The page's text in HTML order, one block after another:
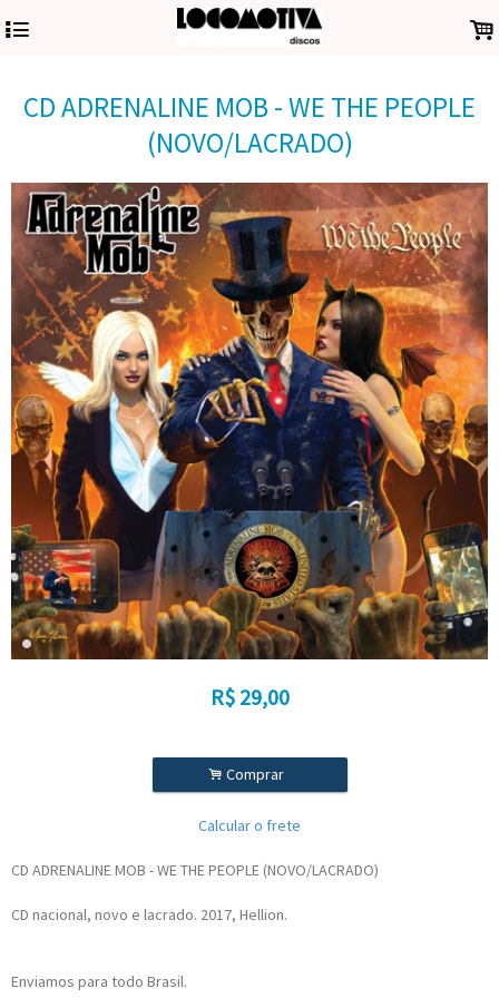
4 .
CD ADRENALINE MOB - WE THE PEOPLE
(NOVO/LACRADO)
R$ 29,00
. Comprar
Calcular o frete
CD ADRENALINE MOB - WE THE PEOPLE (NOVO/LACRADO)
CD nacional, novo e lacrado. 2017, Hellion.
Enviamos para todo Brasil.